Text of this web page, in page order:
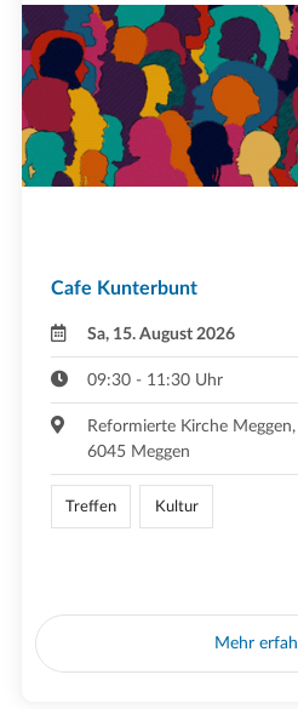
Cafe Kunterbunt
Sa, 15. August 2026
09:30 - 11:30 Uhr
Reformierte Kirche
6045 Meggen
Treffen Kultur
Mehr